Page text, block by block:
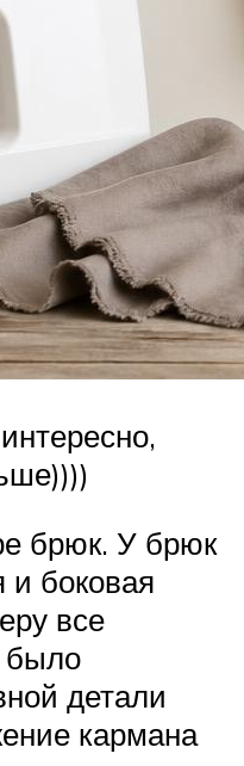
брюк. У брюк
и боковая
все
было
детали
кармана